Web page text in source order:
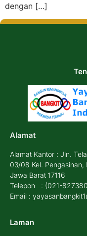
dengan […]
Alamat
Alamat Kantor : Jln.
03/08 Kel. Pengasinan,
Jawa Barat 17116
Telepon : (021-
Email :
Laman